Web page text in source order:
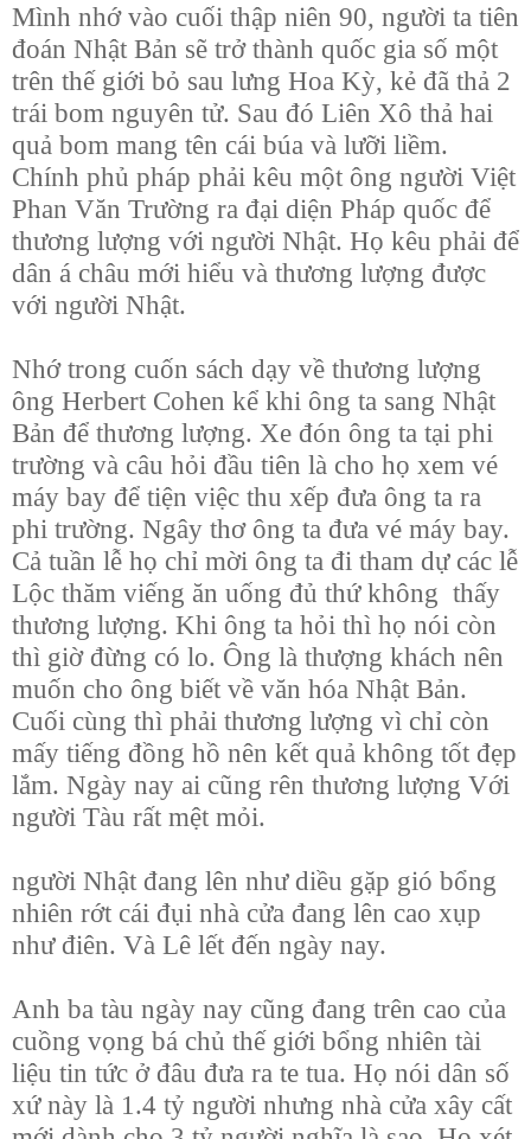
Mình nhớ vào cuối thập niên 90, người ta tiên
đoán Nhật Bản sẽ trở thành quốc gia số một
trên thế giới bỏ sau lưng Hoa Kỳ, kẻ đã thả 2
trái bom nguyên tử. Sau đó Liên Xô thả hai
quả bom mang tên cái búa và lưỡi liềm.
Chính phủ pháp phải kêu một ông người Việt
Phan Văn Trường ra đại diện Pháp quốc để
thương lượng với người Nhật. Họ kêu phải để
dân á châu mới hiểu và thương lượng được
với người Nhật.
Nhớ trong cuốn sách dạy về thương lượng
ông Herbert Cohen kể khi ông ta sang Nhật
Bản để thương lượng. Xe đón ông ta tại phi
trường và câu hỏi đầu tiên là cho họ xem vé
máy bay để tiện việc thu xếp đưa ông ta ra
phi trường. Ngây thơ ông ta đưa vé máy bay.
Cả tuần lễ họ chỉ mời ông ta đi tham dự các lễ
Lộc thăm viếng ăn uống đủ thứ không thấy
thương lượng. Khi ông ta hỏi thì họ nói còn
thì giờ đừng có lo. Ông là thượng khách nên
muốn cho ông biết về văn hóa Nhật Bản.
Cuối cùng thì phải thương lượng vì chỉ còn
mấy tiếng đồng hồ nên kết quả không tốt đẹp
lắm. Ngày nay ai cũng rên thương lượng Với
người Tàu rất mệt mỏi.
người Nhật đang lên như diều gặp gió bổng
nhiên rớt cái đụi nhà cửa đang lên cao xụp
như điên. Và Lê lết đến ngày nay.
Anh ba tàu ngày nay cũng đang trên cao của
cuồng vọng bá chủ thế giới bổng nhiên tài
liệu tin tức ở đâu đưa ra te tua. Họ nói dân số
xứ này là 1.4 tỷ người nhưng nhà cửa xây cất